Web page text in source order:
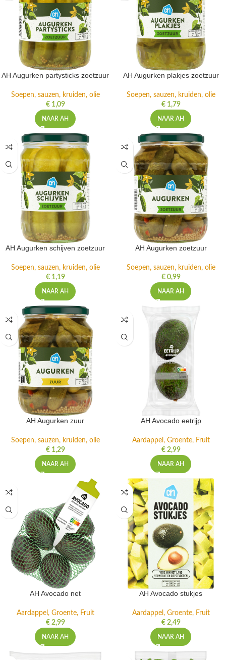
AH Augurken partysticks zoetzuur
Soepen, sauzen, kruiden, olie
€1,09
NAAR AH
AH Augurken plakjes zoetzuur
Soepen, sauzen, kruiden, olie
€1,79
NAAR AH
AH Augurken schijven zoetzuur
Soepen, sauzen, kruiden, olie
€1,19
NAAR AH
AH Augurken zoetzuur
Soepen, sauzen, kruiden, olie
€0,99
NAAR AH
AH Augurken zuur
Soepen, sauzen, kruiden, olie
€1,29
NAAR AH
AH Avocado eetrijp
Aardappel, Groente, Fruit
€2,99
NAAR AH
AH Avocado net
Aardappel, Groente, Fruit
€2,99
NAAR AH
AH Avocado stukjes
Aardappel, Groente, Fruit
€2,49
NAAR AH